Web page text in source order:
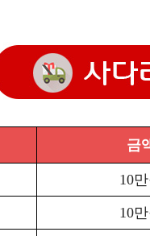
금
10
10